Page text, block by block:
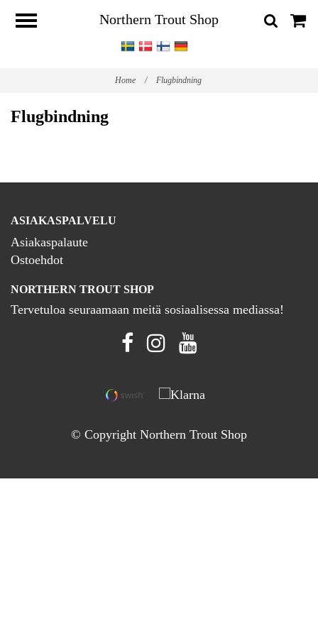
Northern Trout Shop
Home / Flugbindning
Flugbindning
ASIAKASPALVELU
Asiakaspalaute
Ostoehdot
NORTHERN TROUT SHOP
Tervetuloa seuraamaan meitä sosiaalisessa mediassa!
© Copyright Northern Trout Shop